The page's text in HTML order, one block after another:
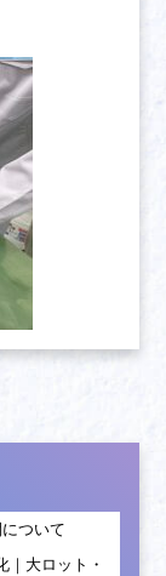
ついて
｜大ロット・